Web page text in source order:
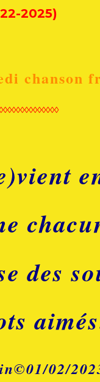
2025)
chanson
des
02/